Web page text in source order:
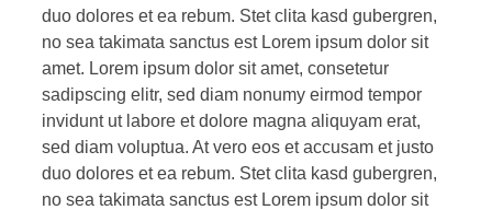
duo dolores et ea rebum. Stet clita kasd gubergren,
no sea takimata sanctus est Lorem ipsum dolor sit
amet. Lorem ipsum dolor sit amet, consetetur
sadipscing elitr, sed diam nonumy eirmod tempor
invidunt ut labore et dolore magna aliquyam erat,
sed diam voluptua. At vero eos et accusam et justo
duo dolores et ea rebum. Stet clita kasd gubergren,
no sea takimata sanctus est Lorem ipsum dolor sit